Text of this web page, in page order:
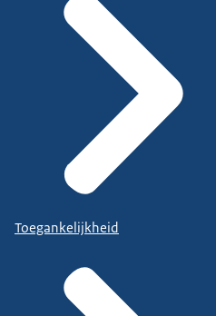
Toegankelijkheid